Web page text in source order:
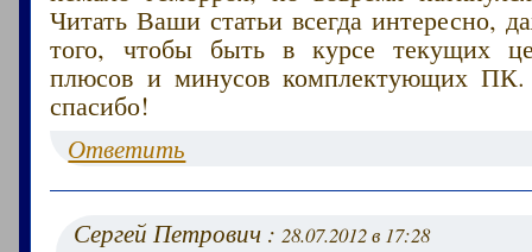
Читать Ваши статьи всегда интересно,
того, чтобы быть в курсе текущих
плюсов и минусов комплектующих
спасибо!
Ответить
Сергей Петрович :28.07.2012 в 17:28